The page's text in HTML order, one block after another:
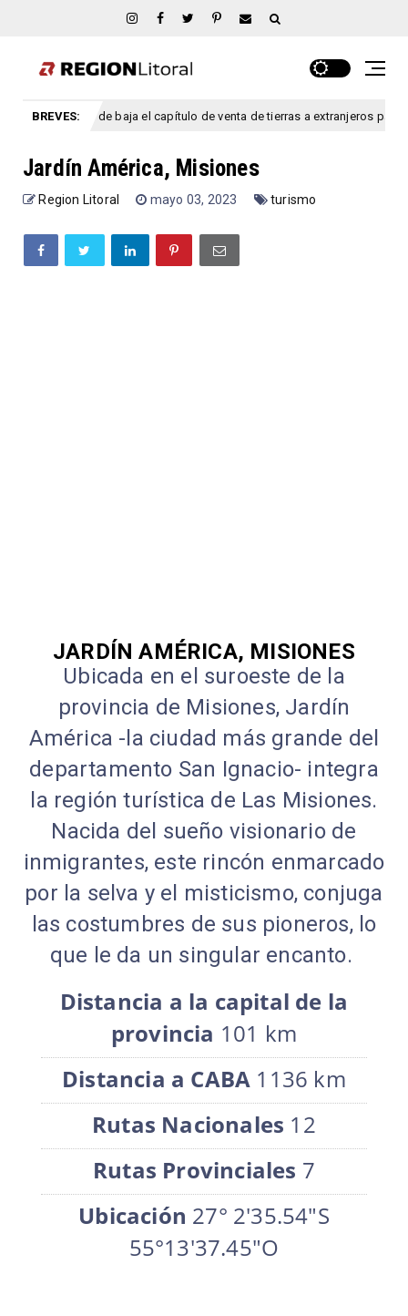
BREVES:
dio de baja el capítulo de venta de tierras a extranjeros para salvar
Jardín América, Misiones
Region Litoral mayo 03, 2023 turismo
JARDÍN AMÉRICA, MISIONES
Ubicada en el suroeste de la
provincia de Misiones, Jardín
América -la ciudad más grande del
departamento San Ignacio- integra
la región turística de Las Misiones.
Nacida del sueño visionario de
inmigrantes, este rincón enmarcado
por la selva y el misticismo, conjuga
las costumbres de sus pioneros, lo
que le da un singular encanto.
Distancia a la capital de la
provincia 101 km
Distancia a CABA 1136 km
Rutas Nacionales 12
Rutas Provinciales 7
Ubicación 27° 2'35.54"S
55°13'37.45"O